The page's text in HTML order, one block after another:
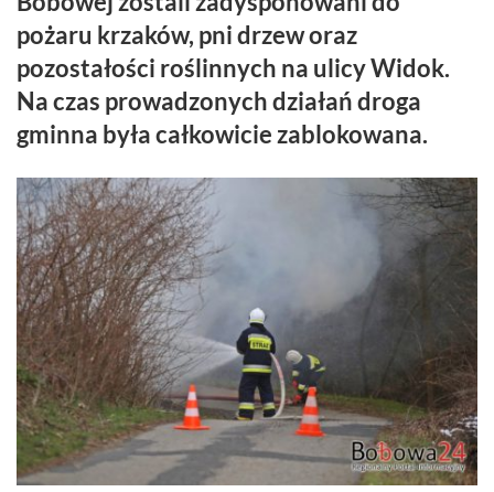
pożaru krzaków, pni drzew oraz
pozostałości roślinnych na ulicy Widok.
Na czas prowadzonych działań droga
gminna była całkowicie zablokowana.